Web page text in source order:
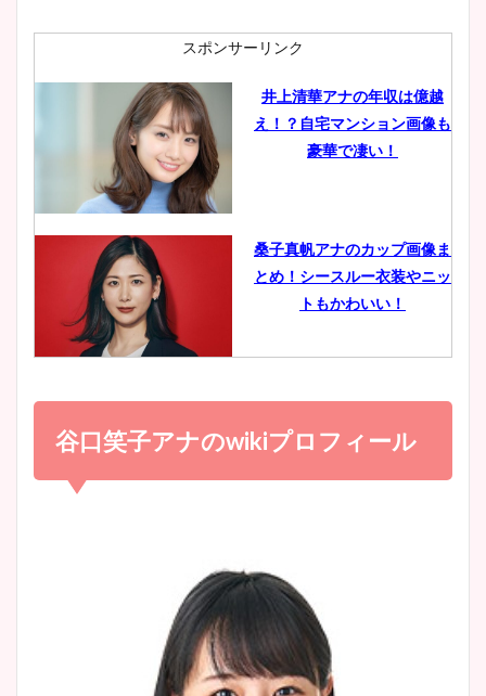
肉も凄い！
鈴木唯の太ってた時の体重が
ヤバすぎww原因や痩せたダ
豊島実季アナのカップ画像ま
とめ！美脚や水着姿に年齢も
宇賀神メグアナのニット画像
池谷実悠アナのメガネ画像が
かわいい！カップや水着姿も
まとめた！
スポンサーリンク
井上清華アナの年収は億越
え！？自宅マンション画像も
豪華で凄い！
桑子真帆アナのカップ画像ま
とめ！シースルー衣装やニッ
トもかわいい！
小室瑛莉子のカップ画像まと
め！足が美脚でニット衣装も
かわいい！
像！身長やカップ、同期や
wikiプロフもチェック！
谷口笑子アナのwikiプロフィール